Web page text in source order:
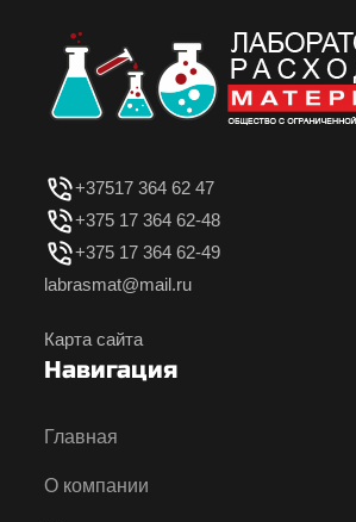
+37517 364 62 47
+375 17 364 62-48
+375 17 364 62-49
labrasmat@mail.ru
Карта сайта
Навигация
Главная
О компании